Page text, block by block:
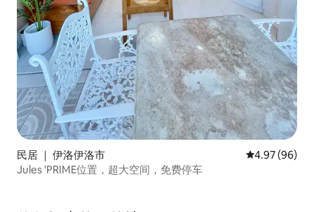
民居 ｜ 伊洛伊洛市 平均评分 4.97
4.97 (96)
Jules 'PRIME位置，超大空间，免费停车